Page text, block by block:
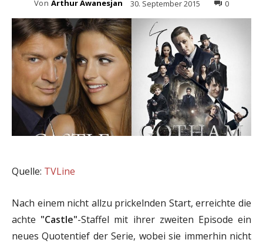
Von Arthur Awanesjan 30. September 2015 0
Quelle: TVLine
Nach einem nicht allzu prickelnden Start, erreichte die
achte "Castle"-Staffel mit ihrer zweiten Episode ein
neues Quotentief der Serie, wobei sie immerhin nicht